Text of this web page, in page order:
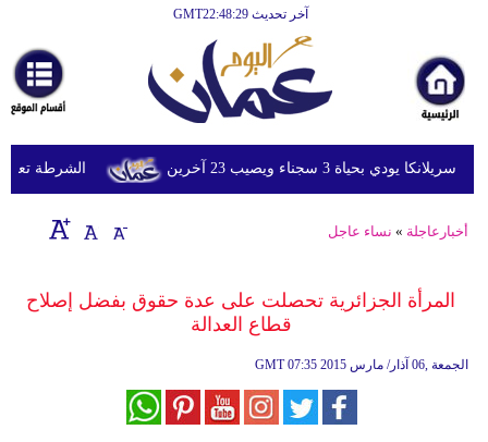
آخر تحديث GMT22:48:29
أخبارعاجلة
رياضة
ثقافة
إقتصاد
وموسيقى
الشرطة تعتقل بحياة 3 سجناء ويصيب 23 آخرين
أخبارعاجلة » نساء عاجل
المرأة الجزائرية تحصلت على عدة حقوق بفضل إصلاح
قطاع العدالة
GMT 07:35 2015 الجمعة ,06 آذار/ مارس